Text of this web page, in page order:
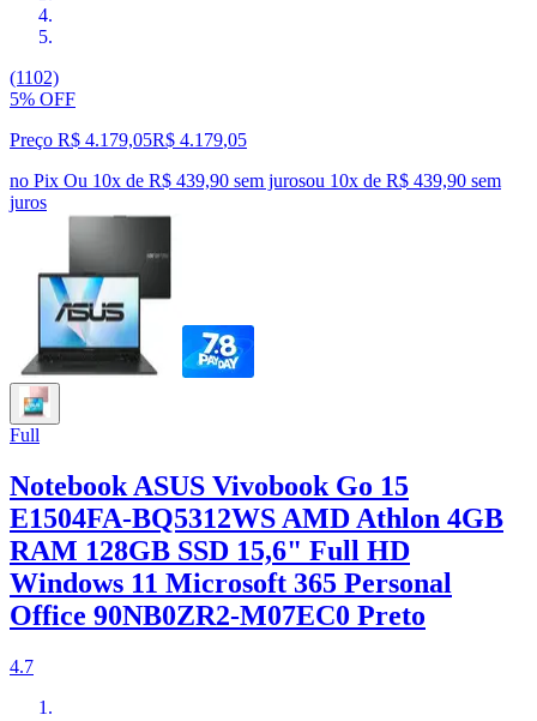
(1102)
5% OFF
Preço R$ 4.179,05R$ 4.179,05
no Pix Ou 10x de R$ 439,90 sem jurosou 10x de R$ 439,90 sem
juros
Full
Notebook ASUS Vivobook Go 15
E1504FA-BQ5312WS AMD Athlon 4GB
RAM 128GB SSD 15,6" Full HD
Windows 11 Microsoft 365 Personal
Office 90NB0ZR2-M07EC0 Preto
4.7